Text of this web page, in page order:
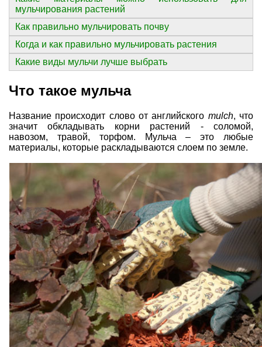
мульчирования растений
Как правильно мульчировать почву
Когда и как правильно мульчировать растения
Какие виды мульчи лучше выбрать
Что такое мульча
Название происходит слово от английского mulch, что
значит обкладывать корни растений - соломой,
навозом, травой, торфом. Мульча – это любые
материалы, которые раскладываются слоем по земле.